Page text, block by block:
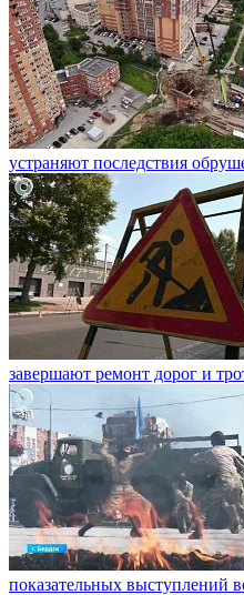
устраняют последствия
завершают ремонт дорог и
показательных выступлений